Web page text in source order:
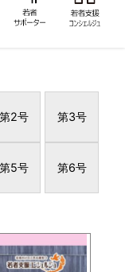
第2号 第3号
第5号 第6号